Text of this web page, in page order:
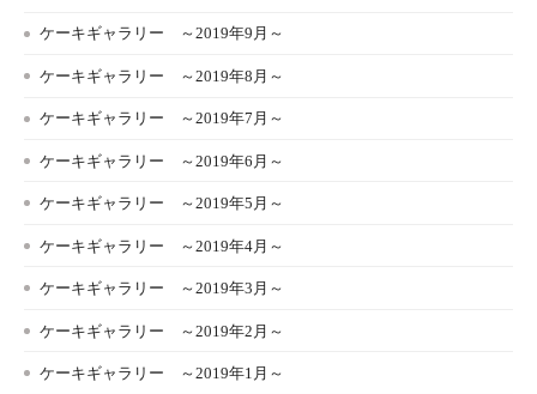
ケーキギャラリー ～2019年9月～
ケーキギャラリー ～2019年8月～
ケーキギャラリー ～2019年7月～
ケーキギャラリー ～2019年6月～
ケーキギャラリー ～2019年5月～
ケーキギャラリー ～2019年4月～
ケーキギャラリー ～2019年3月～
ケーキギャラリー ～2019年2月～
ケーキギャラリー ～2019年1月～